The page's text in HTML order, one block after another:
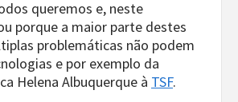
queremos e, neste
porque a maior parte destes
problemáticas não podem
e por exemplo da
Helena Albuquerque à TSF.